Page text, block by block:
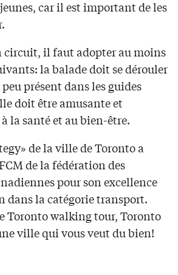
car il est important de les
circuit, il faut adopter au moins
la balade doit se dérouler
présent dans les guides
doit être amusante et
la santé et au bien-être.
de la ville de Toronto a
de la fédération des
pour son excellence
dans la catégorie transport.
Toronto walking tour, Toronto
ville qui vous veut du bien!